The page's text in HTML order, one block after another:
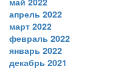
апрель 2022
март 2022
февраль 2022
январь 2022
декабрь 2021